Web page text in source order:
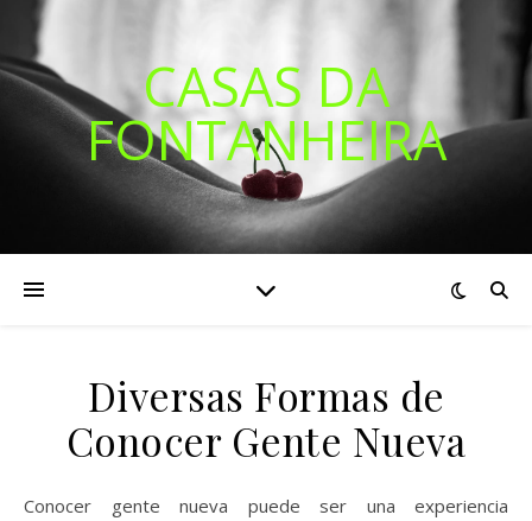
CASAS DA
FONTANHEIRA
Diversas Formas de
Conocer Gente Nueva
Conocer gente nueva puede ser una experiencia